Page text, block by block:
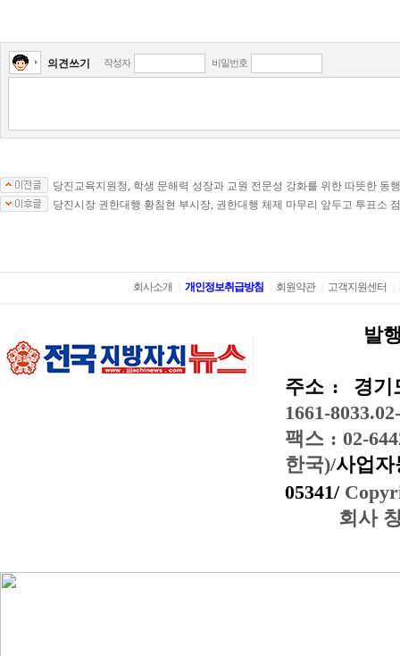
의견쓰기 작성자 비밀번호
당진교육지원청, 학생 문해력 성장과 교원 전문성 강화를 위한 따뜻한 동
당진시장 권한대행 황침현 부시장, 권한대행 체제 마무리 앞두고 투표소
회사소개 개인정보취급방침 회원약관 고객지원센터
발
주소 :
경기
1661-
팩스 : 02-
한국)/사업
05341/
회사 창간